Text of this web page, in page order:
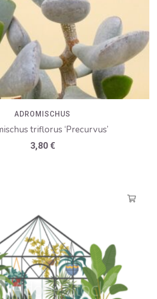
ADROMISCHUS
triflorus ‘Precurvus’
3,80€